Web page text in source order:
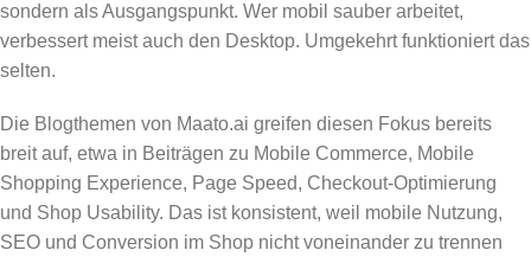
sondern als Ausgangspunkt. Wer mobil sauber arbeitet,
verbessert meist auch den Desktop. Umgekehrt funktioniert das
selten.
Die Blogthemen von Maato.ai greifen diesen Fokus bereits
breit auf, etwa in Beiträgen zu Mobile Commerce, Mobile
Shopping Experience, Page Speed, Checkout-Optimierung
und Shop Usability. Das ist konsistent, weil mobile Nutzung,
SEO und Conversion im Shop nicht voneinander zu trennen